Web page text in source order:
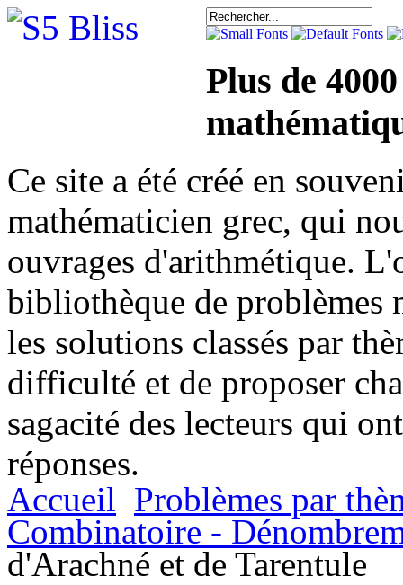
Plus de
Ce site a été créé en
mathématicien grec, qui
ouvrages d'arithmétique.
bibliothèque de problèmes
les solutions classés par
difficulté et de proposer
sagacité des lecteurs qui
réponses.
Accueil Problèmes par
Combinatoire -
d'Arachné et de Tarentule